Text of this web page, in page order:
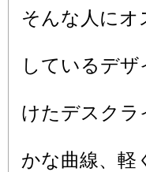
そんな人に
しているデ
けたデスクラ
かな曲線、軽